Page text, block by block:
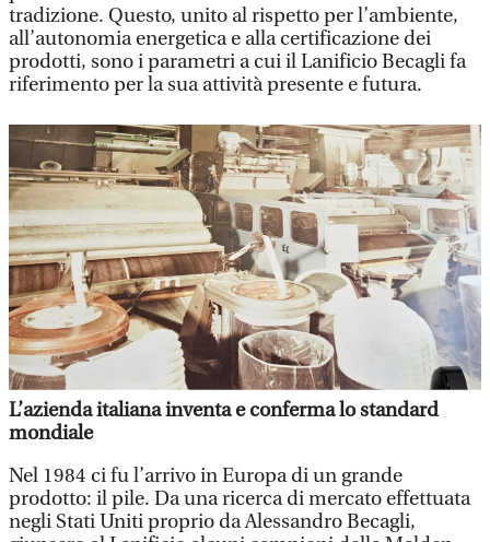
tradizione. Questo, unito al rispetto per l’ambiente,
all’autonomia energetica e alla certificazione dei
prodotti, sono i parametri a cui il Lanificio Becagli fa
riferimento per la sua attività presente e futura.
L’azienda italiana inventa e conferma lo standard
mondiale
Nel 1984 ci fu l’arrivo in Europa di un grande
prodotto: il pile. Da una ricerca di mercato effettuata
negli Stati Uniti proprio da Alessandro Becagli,